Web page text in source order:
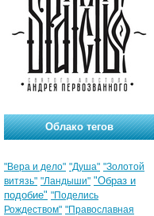
Облако тегов
"Вера и дело" "Душа" "Золотой
витязь" "Ландыши" "Образ и
подобие" "Поделись
Рождеством" "Православная